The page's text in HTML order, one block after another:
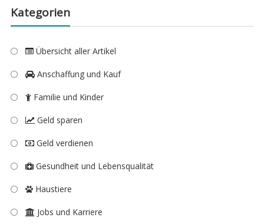
Kategorien
Übersicht aller Artikel
Anschaffung und Kauf
Familie und Kinder
Geld sparen
Geld verdienen
Gesundheit und Lebensqualität
Haustiere
Jobs und Karriere